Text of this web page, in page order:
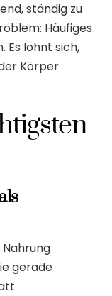
ständig zu
Häufiges
Es lohnt sich,
Körper
gerade